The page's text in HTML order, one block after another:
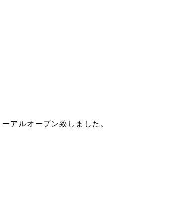
アルオープン致しました。